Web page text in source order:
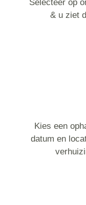
Selecteer op
& u ziet
Kies een
datum en